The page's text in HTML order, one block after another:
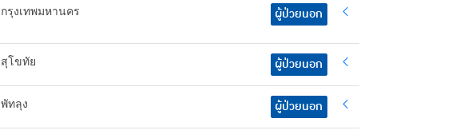
กรุงเทพมหานคร ผู้ป่วยนอก
สุโขทัย ผู้ป่วยนอก
พัทลุง ผู้ป่วยนอก